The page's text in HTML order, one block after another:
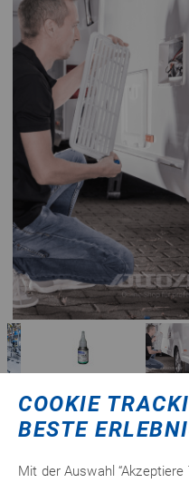
Zum Merkzettel hinzufügen
COOKIE
BESTE
Mit der Auswahl